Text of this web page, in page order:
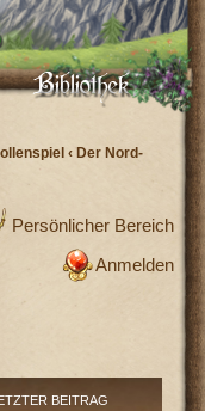
‹ Der Nord-
Persönlicher Bereich
Anmelden
BEITRAG